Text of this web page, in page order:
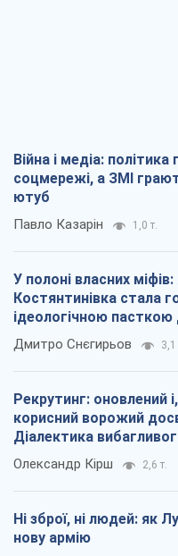
Війна і медіа: політика
соцмережі, а ЗМІ
ютуб
Павло Казарін 1,0 т.
У полоні власних міфів:
Костянтинівка стала
ідеологічною пасткою
окупантів
Дмитро Снєгирьов 3,1
Рекрутинг: оновлений
корисний ворожий
Діалектика
Олександр Кірш 2,6 т.
Ні зброї, ні людей: як
нову армію